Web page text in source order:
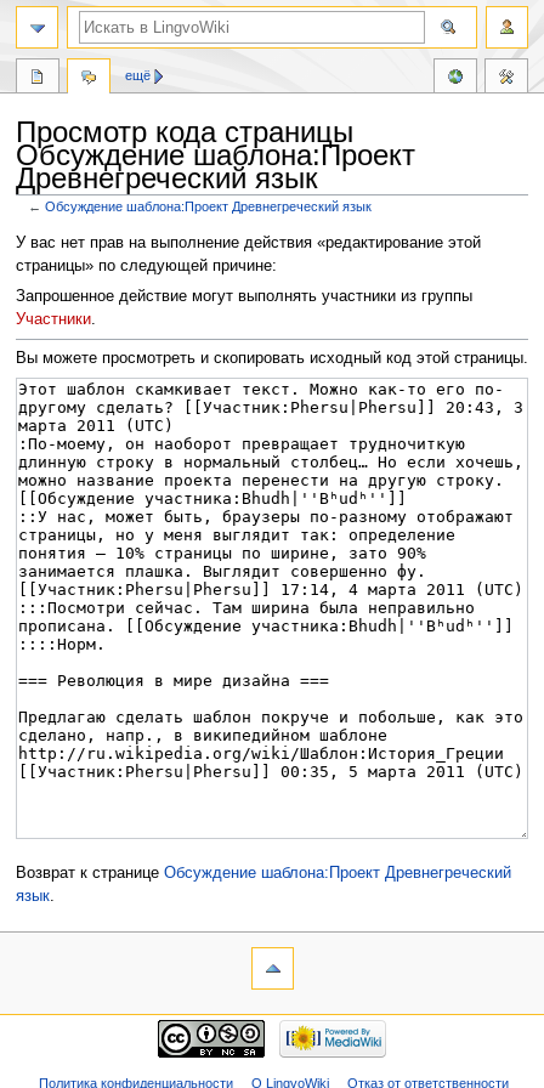
Просмотр кода страницы
Обсуждение шаблона:Проект
Древнегреческий язык
←Обсуждение шаблона:Проект Древнегреческий язык
Перейти
к
навигации
Перейти
к
поиску
У вас нет прав на выполнение действия «редактирование этой
страницы» по следующей причине:
Запрошенное действие могут выполнять участники из группы
Участники.
Вы можете просмотреть и скопировать исходный код этой страницы.
Возврат к странице Обсуждение шаблона:Проект Древнегреческий
язык.
ещё
Политика конфиденциальности О LingvoWiki Отказ от ответственности